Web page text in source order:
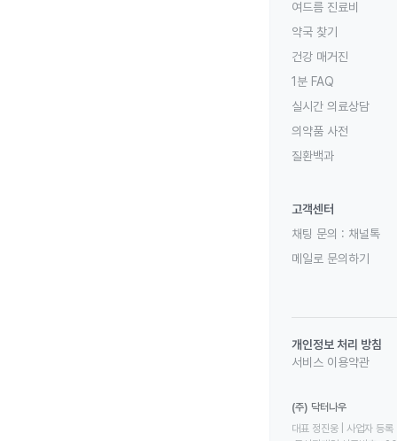
여드름 진료비
약국 찾기
건강 매거진
1분 FAQ
실시간 의료상담
의약품 사전
질환백과
고객센터
채팅 문의 : 채널톡
메일로 문의하기
개인정보 처리 방침
서비스 이용약관
(주) 닥터나우
대표 정진웅 | 사업자